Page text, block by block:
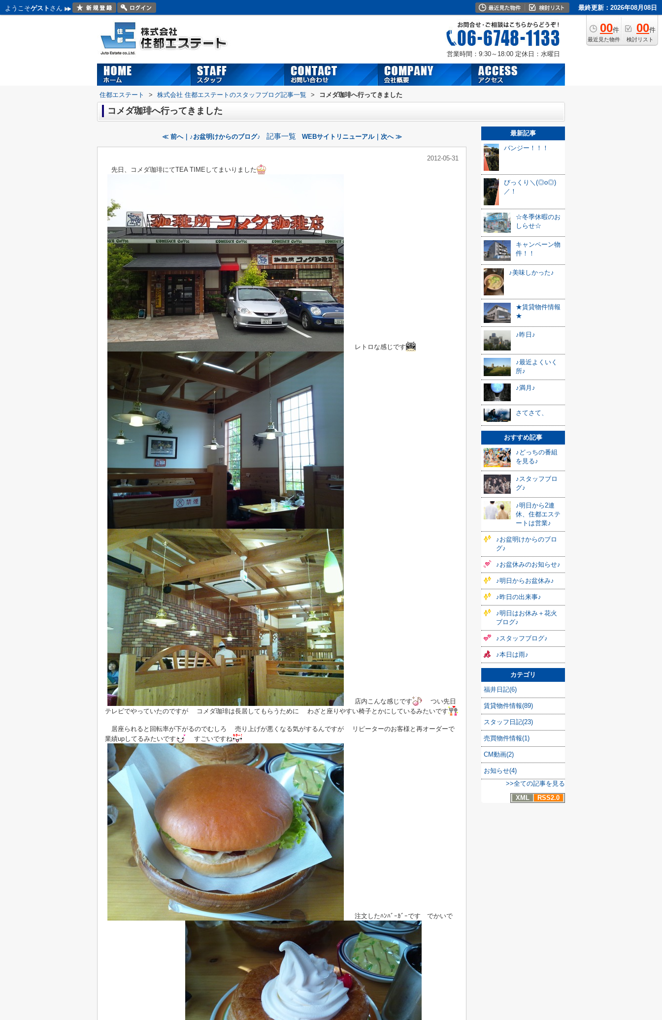
ようこそゲスト さん 最終更新：2026年08月08日
00件
最近見た物件
00件
検討リスト
営業時間：9:30～18:00 定休日：水曜日
住都エステート > 株式会社 住都エステートのスタッフブログ記事一覧 > コメダ珈琲へ行ってきました
コメダ珈琲へ行ってきました
≪ 前へ｜♪お盆明けからのブログ♪ 記事一覧 WEBサイトリニューアル｜次へ ≫
2012-05-31
先日、コメダ珈琲にてTEA TIMEしてまいりました
レトロな感じです
店内こんな感じです
つい先日
テレビでやっていたのですが コメダ珈琲は長居してもらうために わざと座りやすい椅子とかにしているみたいです
居座られると回転率が下がるのでむしろ 売り上げが悪くなる気がするんですが リピーターのお客様と再オーダーで
業績upしてるみたいです
すごいですね
注文したﾊﾝﾊﾞｰｶﾞｰです でかいで
最新記事
バンジー！！！
びっくり＼(◎o◎)
／！
☆冬季休暇のお
しらせ☆
キャンペーン物
件！！
♪美味しかった♪
★賃貸物件情報
★
♪昨日♪
♪最近よくいく
所♪
♪満月♪
さてさて、
おすすめ記事
♪どっちの番組
を見る♪
♪スタッフブロ
グ♪
♪明日から2連
休、住都エステ
ートは営業♪
♪お盆明けからのブロ
グ♪
♪お盆休みのお知らせ♪
♪明日からお盆休み♪
♪昨日の出来事♪
♪明日はお休み＋花火
ブログ♪
♪スタッフブログ♪
♪本日は雨♪
カテゴリ
福井日記(6)
賃貸物件情報(89)
スタッフ日記(23)
売買物件情報(1)
CM動画(2)
お知らせ(4)
>>全ての記事を見る
XML
RSS2.0